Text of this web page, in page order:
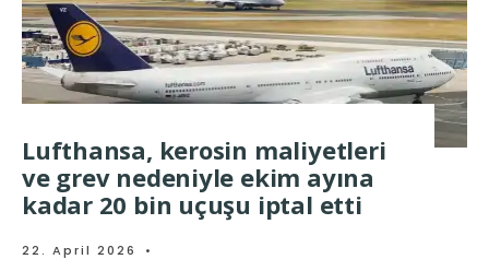
Lufthansa, kerosin maliyetleri
ve grev nedeniyle ekim ayına
kadar 20 bin uçuşu iptal etti
22. April 2026 •